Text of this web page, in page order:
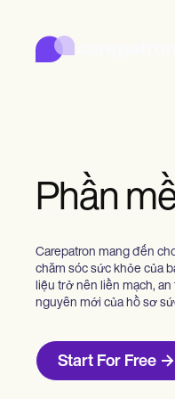
Lập kế hoạch
Tài liệu
Thanh toán
Chăm sóc sức khỏe từ xa
Community
Kích thước thực hành
Học viên mới
Huấn luyện viên
Các nhà nghiên cứu bệnh
Phần
Carepatron mang đến
chăm sóc sức khỏe của
liệu trở nên liền mạch,
nguyên mới của hồ sơ
Start For Free